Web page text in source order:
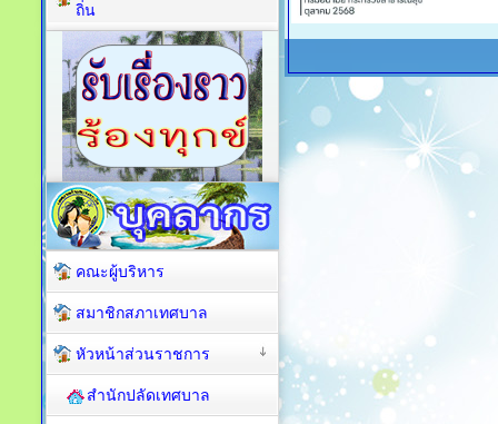
ถิ่น
คณะผู้บริหาร
สมาชิกสภาเทศบาล
หัวหน้าส่วนราชการ
สำนักปลัดเทศบาล